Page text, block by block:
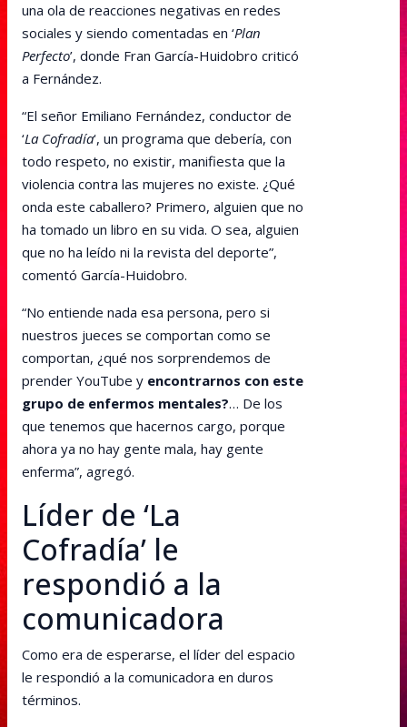
una ola de reacciones negativas en redes
sociales y siendo comentadas en ‘Plan
Perfecto’, donde Fran García-Huidobro criticó
a Fernández.
“El señor Emiliano Fernández, conductor de
‘La Cofradía‘, un programa que debería, con
todo respeto, no existir, manifiesta que la
violencia contra las mujeres no existe. ¿Qué
onda este caballero? Primero, alguien que no
ha tomado un libro en su vida. O sea, alguien
que no ha leído ni la revista del deporte”,
comentó García-Huidobro.
“No entiende nada esa persona, pero si
nuestros jueces se comportan como se
comportan, ¿qué nos sorprendemos de
prender YouTube y encontrarnos con este
grupo de enfermos mentales?… De los
que tenemos que hacernos cargo, porque
ahora ya no hay gente mala, hay gente
enferma”, agregó.
Líder de ‘La
Cofradía’ le
respondió a la
comunicadora
Como era de esperarse, el líder del espacio
le respondió a la comunicadora en duros
términos.